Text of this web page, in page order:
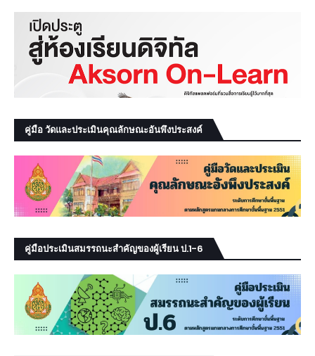
คู่มือ วัดและประเมินคุณลักษณะอันพึงประสงค์
คู่มือประเมินสมรรถนะสำคัญของผู้เรียน ป.1-6